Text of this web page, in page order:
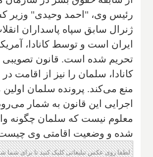
رئیس وی، "احمد وحیدی" وزیر
ژنرال سابق سپاه پاسداران
ایران است و توسط کانادا،
کانادا، سلمان را نیز از اقامت
منع می‌کند. پرونده سلمان اولین
اجرایی این قانون به شمار
معلوم نیست که سلمان چگونه
شده و وضعیت اقامتی وی
لطفا روی عکس تبلیغاتی کلیک کنید تا برای شما